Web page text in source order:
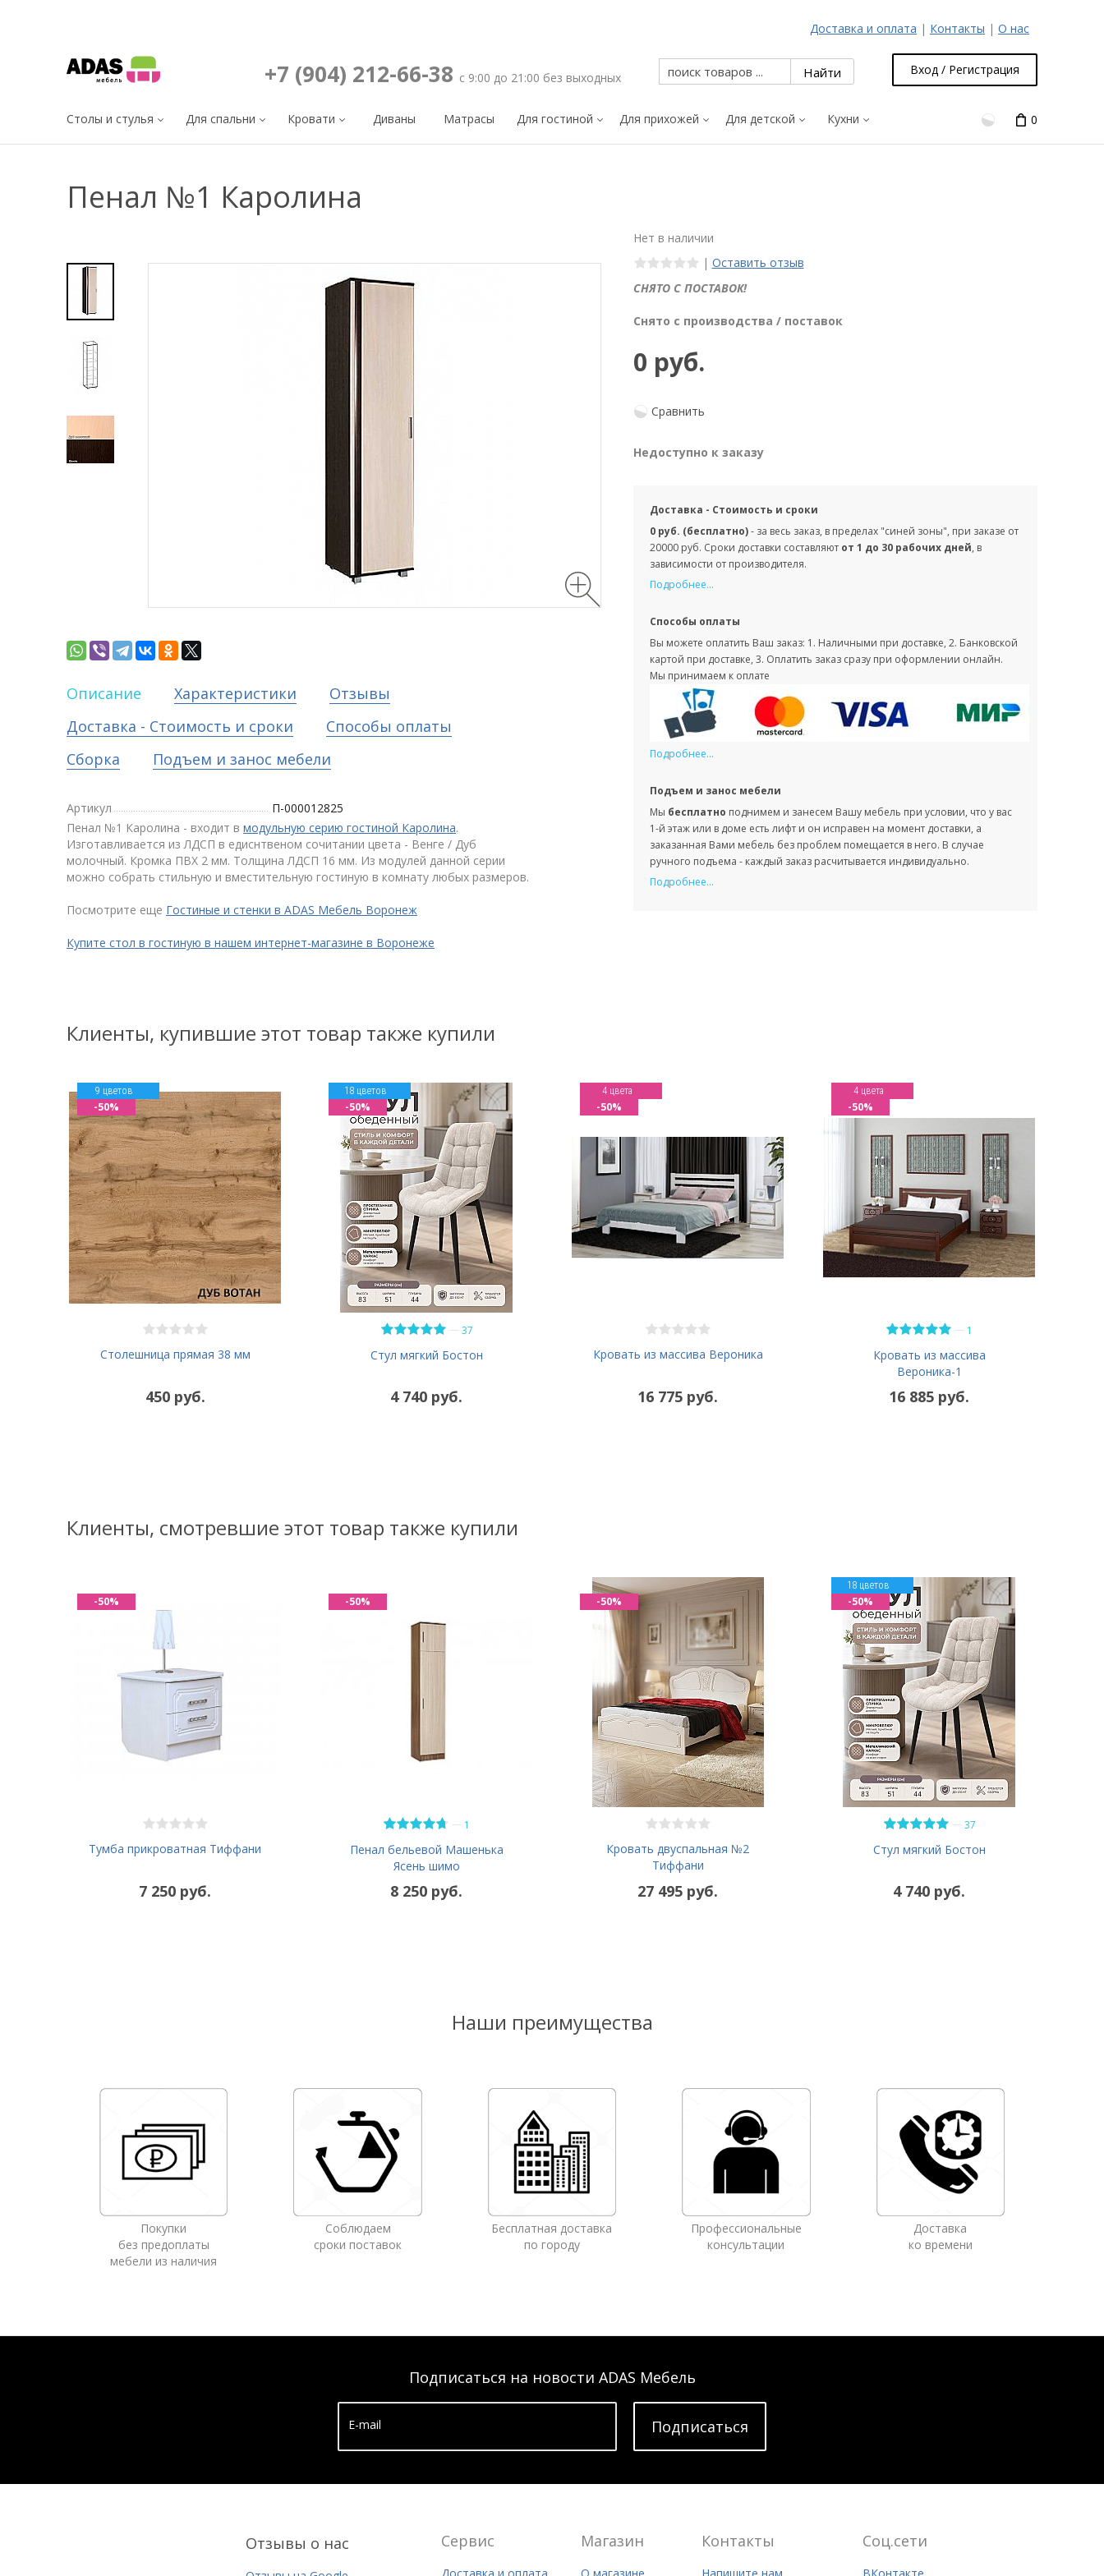
Доставка и оплата | Контакты | О нас
+7 (904) 212-66-38 с 9:00 до 21:00 без выходных
Вход / Регистрация
Столы и стулья Для спальни Кровати Диваны Матрасы Для гостиной Для прихожей Для детской Кухни 0
Пенал №1 Каролина
Нет в наличии
| Оставить отзыв
СНЯТО С ПОСТАВОК!
Снято с производства / поставок
0 руб.
Сравнить
Недоступно к заказу
Доставка - Стоимость и сроки
0 руб. (бесплатно)- за весь заказ, в пределах "синей зоны", при заказе от
20000 руб. Сроки доставки составляют от 1 до 30 рабочих дней, в
зависимости от производителя.
Подробнее...
Способы оплаты
Вы можете оплатить Ваш заказ: 1. Наличными при доставке, 2. Банковской
картой при доставке, 3. Оплатить заказ сразу при оформлении онлайн.
Мы принимаем к оплате
Подробнее...
Подъем и занос мебели
Мы бесплатно поднимем и занесем Вашу мебель при условии, что у вас
1-й этаж или в доме есть лифт и он исправен на момент доставки, а
заказанная Вами мебель без проблем помещается в него. В случае
ручного подъема - каждый заказ расчитывается индивидуально.
Подробнее...
Описание Характеристики
Отзывы
Доставка - Стоимость и сроки
Способы оплаты
Сборка
Подъем и занос мебели
Артикул
П-000012825
Пенал №1 Каролина - входит в модульную серию гостиной Каролина.
Изготавливается из ЛДСП в едиснтвеном сочитании цвета - Венге / Дуб
молочный. Кромка ПВХ 2 мм. Толщина ЛДСП 16 мм. Из модулей данной серии
можно собрать стильную и вместительную гостиную в комнату любых размеров.
Посмотрите еще Гостиные и стенки в ADAS Мебель Воронеж
Купите стол в гостиную в нашем интернет-магазине в Воронеже
Клиенты, купившие этот товар также купили
Столешница прямая 38 мм
9 цветов
450 руб.
-50%
— 37
Стул мягкий Бостон
18 цветов
4 740 руб.
-50%
Кровать из массива Вероника
4 цвета
16 775 руб.
-50%
— 1
Кровать из массива
Вероника-1
4 цвета
16 885 руб.
-50%
Клиенты, смотревшие этот товар также купили
Тумба прикроватная Тиффани
7 250 руб.
-50%
— 1
Пенал бельевой Машенька
Ясень шимо
8 250 руб.
-50%
Кровать двуспальная №2
Тиффани
27 495 руб.
-50%
— 37
Стул мягкий Бостон
18 цветов
4 740 руб.
-50%
Наши преимущества
Покупки
без предоплаты
мебели из наличия
Соблюдаем
сроки поставок
Бесплатная доставка
по городу
Профессиональные
консультации
Доставка
ко времени
Подписаться на новости ADAS Мебель
E-mail Подписатьcя
Отзывы о нас Сервис Магазин Контакты Соц.сети